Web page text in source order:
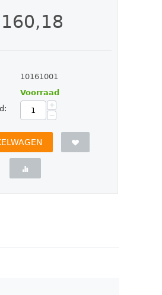
160,18
10161001
Voorraad
+
−